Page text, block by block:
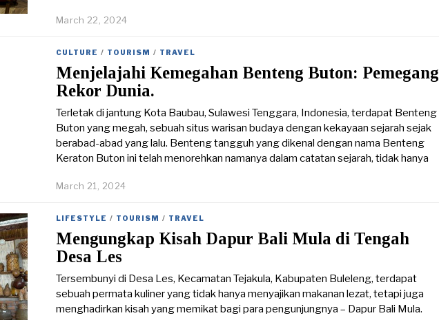
March 22, 2024
CULTURE / TOURISM / TRAVEL
Menjelajahi Kemegahan Benteng Buton: Pemegang
Rekor Dunia.
Terletak di jantung Kota Baubau, Sulawesi Tenggara, Indonesia, terdapat Benteng
Buton yang megah, sebuah situs warisan budaya dengan kekayaan sejarah sejak
berabad-abad yang lalu. Benteng tangguh yang dikenal dengan nama Benteng
Keraton Buton ini telah menorehkan namanya dalam catatan sejarah, tidak hanya
March 21, 2024
LIFESTYLE / TOURISM / TRAVEL
Mengungkap Kisah Dapur Bali Mula di Tengah
Desa Les
Tersembunyi di Desa Les, Kecamatan Tejakula, Kabupaten Buleleng, terdapat
sebuah permata kuliner yang tidak hanya menyajikan makanan lezat, tetapi juga
menghadirkan kisah yang memikat bagi para pengunjungnya – Dapur Bali Mula.